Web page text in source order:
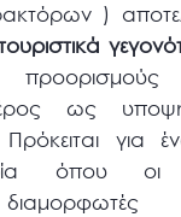
)
ως
Πρόκειται για
όπου οι